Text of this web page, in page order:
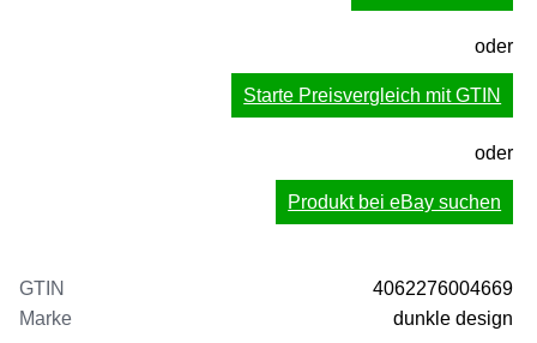
oder
Starte Preisvergleich mit GTIN
oder
Produkt bei eBay suchen
GTIN
4062276004669
Marke
dunkle design